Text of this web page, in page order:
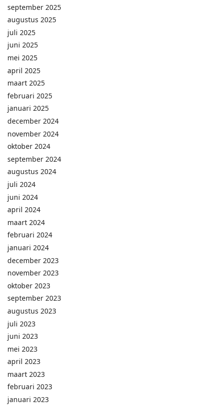
september 2025
augustus 2025
juli 2025
juni 2025
mei 2025
april 2025
maart 2025
februari 2025
januari 2025
december 2024
november 2024
oktober 2024
september 2024
augustus 2024
juli 2024
juni 2024
april 2024
maart 2024
februari 2024
januari 2024
december 2023
november 2023
oktober 2023
september 2023
augustus 2023
juli 2023
juni 2023
mei 2023
april 2023
maart 2023
februari 2023
januari 2023